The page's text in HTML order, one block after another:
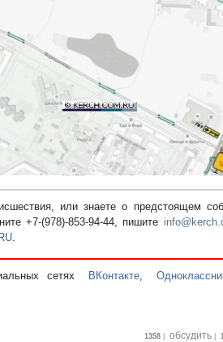
или знаете о предстоящем
+7-(978)-853-94-44, пишите
.
сетях ВКонтакте
1358| обсудить|